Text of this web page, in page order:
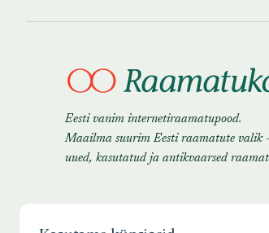
Eesti vanim internetiraamatupood.
Maailma suurim Eesti raamatute valik
uued, kasutatud ja antikvaarsed